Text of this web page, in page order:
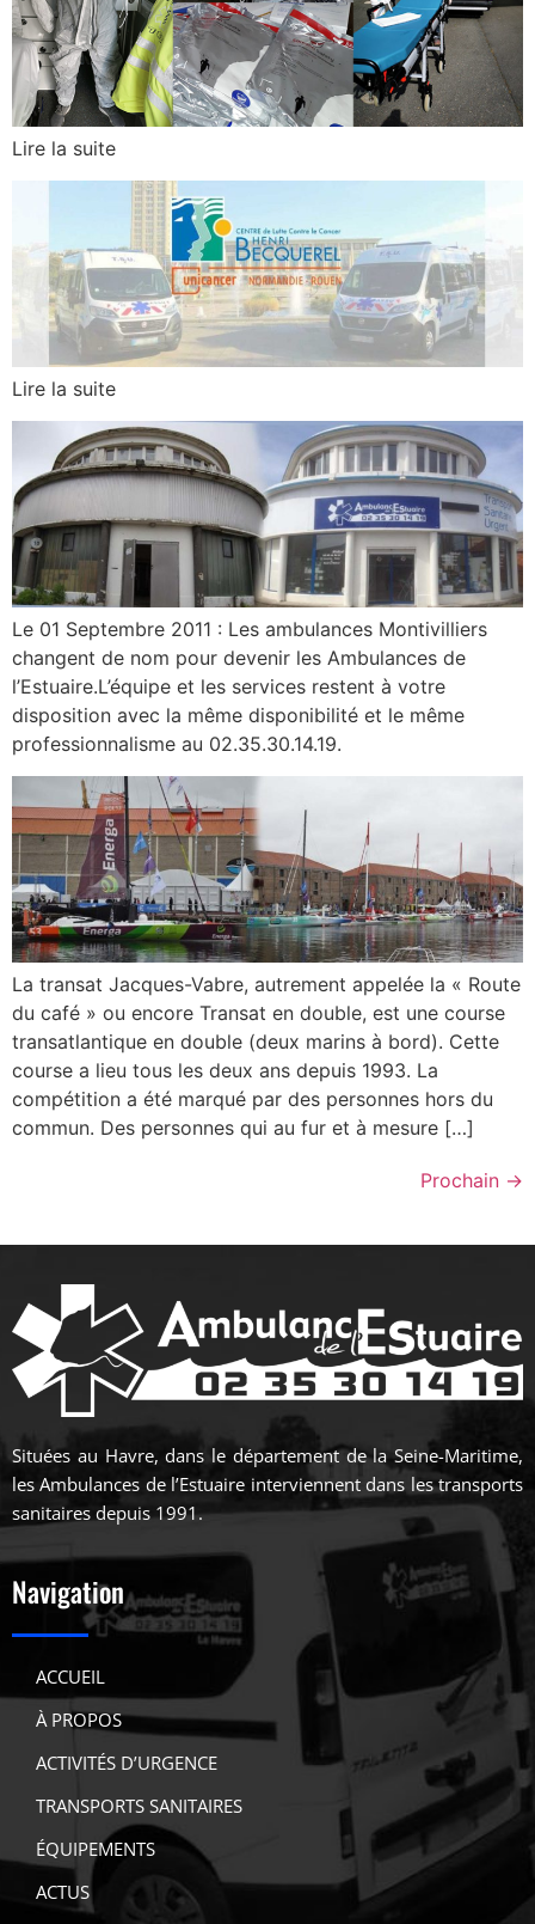
Lire la suite
Lire la suite
Le 01 Septembre 2011 : Les ambulances Montivilliers
changent de nom pour devenir les Ambulances de
l’Estuaire.L’équipe et les services restent à votre
disposition avec la même disponibilité et le même
professionnalisme au 02.35.30.14.19.
La transat Jacques-Vabre, autrement appelée la « Route
du café » ou encore Transat en double, est une course
transatlantique en double (deux marins à bord). Cette
course a lieu tous les deux ans depuis 1993. La
compétition a été marqué par des personnes hors du
commun. Des personnes qui au fur et à mesure […]
Prochain →
Situées au Havre, dans le département de la Seine-Maritime,
les Ambulances de l’Estuaire interviennent dans les transports
sanitaires depuis 1991.
Navigation
ACCUEIL
À PROPOS
ACTIVITÉS D’URGENCE
TRANSPORTS SANITAIRES
ÉQUIPEMENTS
ACTUS